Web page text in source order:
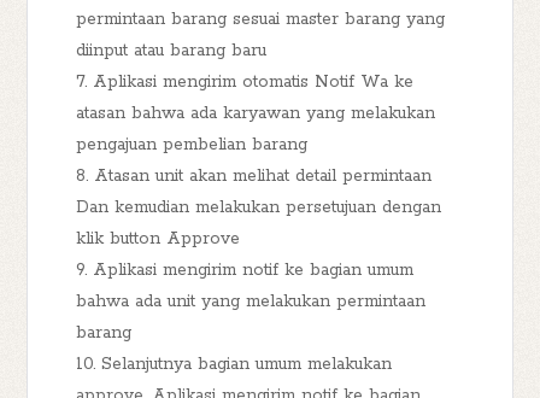
permintaan barang sesuai master barang yang
diinput atau barang baru
7. Aplikasi mengirim otomatis Notif Wa ke
atasan bahwa ada karyawan yang melakukan
pengajuan pembelian barang
8. Atasan unit akan melihat detail permintaan
Dan kemudian melakukan persetujuan dengan
klik button Approve
9. Aplikasi mengirim notif ke bagian umum
bahwa ada unit yang melakukan permintaan
barang
10. Selanjutnya bagian umum melakukan